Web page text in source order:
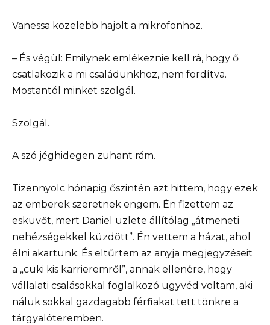
Vanessa közelebb hajolt a mikrofonhoz.
– És végül: Emilynek emlékeznie kell rá, hogy ő
csatlakozik a mi családunkhoz, nem fordítva.
Mostantól minket szolgál.
Szolgál.
A szó jéghidegen zuhant rám.
Tizennyolc hónapig őszintén azt hittem, hogy ezek
az emberek szeretnek engem. Én fizettem az
esküvőt, mert Daniel üzlete állítólag „átmeneti
nehézségekkel küzdött”. Én vettem a házat, ahol
élni akartunk. És eltűrtem az anyja megjegyzéseit
a „cuki kis karrieremről”, annak ellenére, hogy
vállalati csalásokkal foglalkozó ügyvéd voltam, aki
náluk sokkal gazdagabb férfiakat tett tönkre a
tárgyalóteremben.